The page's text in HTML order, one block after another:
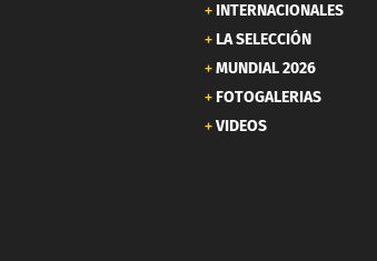
INTERNACIONALES
LA SELECCIÓN
MUNDIAL 2026
FOTOGALERIAS
VIDEOS